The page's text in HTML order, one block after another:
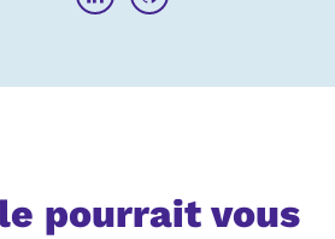
pourrait vous